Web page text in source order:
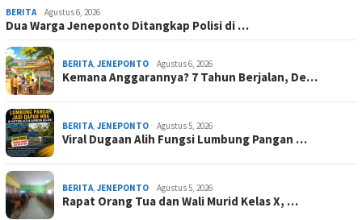
BERITA Agustus 6, 2026
Dua Warga Jeneponto Ditangkap Polisi di …
BERITA, JENEPONTO Agustus 6, 2026
Kemana Anggarannya? 7 Tahun Berjalan, De…
BERITA, JENEPONTO Agustus 5, 2026
Viral Dugaan Alih Fungsi Lumbung Pangan …
BERITA, JENEPONTO Agustus 5, 2026
Rapat Orang Tua dan Wali Murid Kelas X, …